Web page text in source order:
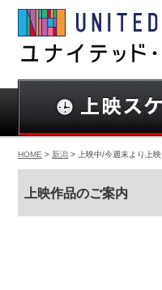
HOME > 新潟 > 上映中/今週末より上映
上映作品のご案内